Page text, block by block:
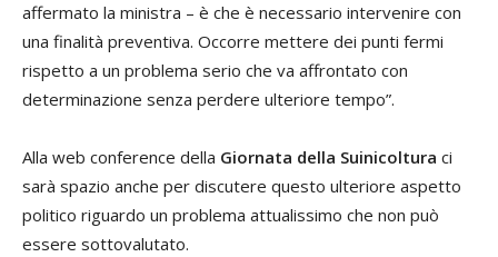
affermato la ministra – è che è necessario intervenire con
una finalità preventiva. Occorre mettere dei punti fermi
rispetto a un problema serio che va affrontato con
determinazione senza perdere ulteriore tempo”.
Alla web conference della Giornata della Suinicoltura ci
sarà spazio anche per discutere questo ulteriore aspetto
politico riguardo un problema attualissimo che non può
essere sottovalutato.